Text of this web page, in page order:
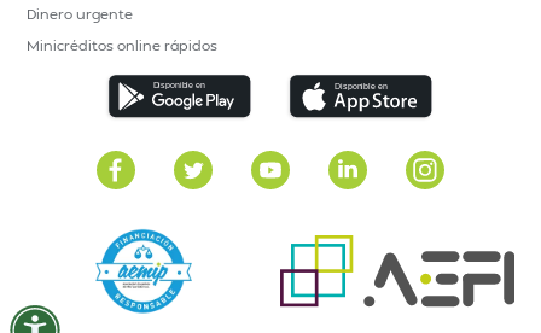
Dinero urgente
Minicréditos online rápidos